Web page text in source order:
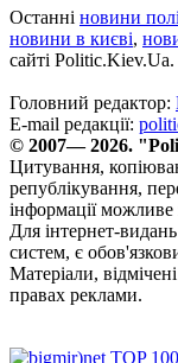
Останні новини
новини в києві,
сайті Politic.Kiev.Ua.
Головний редактор:
E-mail редакції:
© 2007— 2026.
Цитування,
републікування,
інформації
Для інтернет-
систем, є
Матеріали,
правах реклами.